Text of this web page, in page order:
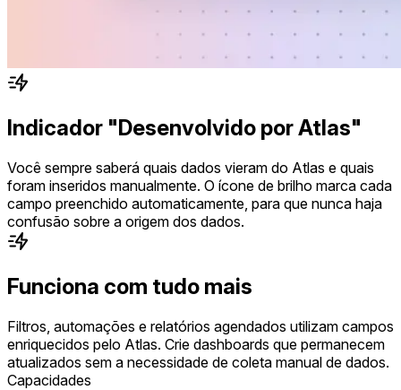
Indicador "Desenvolvido por Atlas"
Você sempre saberá quais dados vieram do Atlas e quais
foram inseridos manualmente. O ícone de brilho marca cada
campo preenchido automaticamente, para que nunca haja
confusão sobre a origem dos dados.
Funciona com tudo mais
Filtros, automações e relatórios agendados utilizam campos
enriquecidos pelo Atlas. Crie dashboards que permanecem
atualizados sem a necessidade de coleta manual de dados.
Capacidades